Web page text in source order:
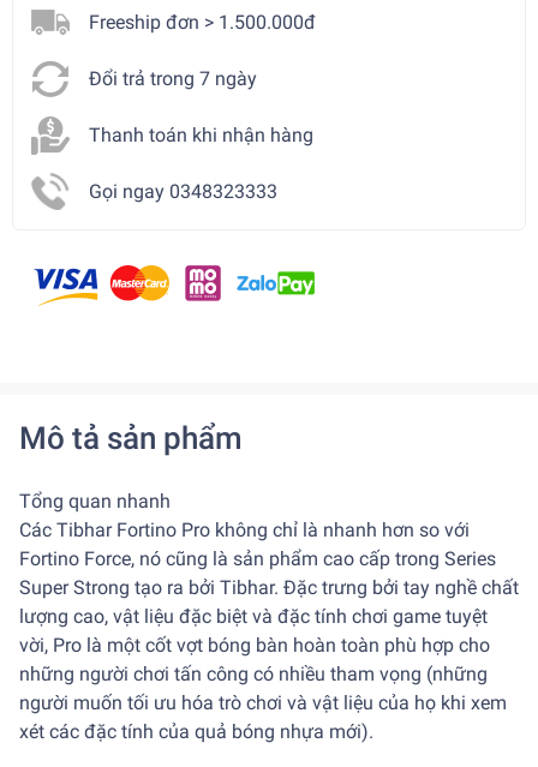
Freeship đơn > 1.500.000đ
Đổi trả trong 7 ngày
Thanh toán khi nhận hàng
Gọi ngay 0348323333
Mô tả sản phẩm
Tổng quan nhanh
Các Tibhar Fortino Pro không chỉ là nhanh hơn so với
Fortino Force, nó cũng là sản phẩm cao cấp trong Series
Super Strong tạo ra bởi Tibhar. Đặc trưng bởi tay nghề chất
lượng cao, vật liệu đặc biệt và đặc tính chơi game tuyệt
vời, Pro là một cốt vợt bóng bàn hoàn toàn phù hợp cho
những người chơi tấn công có nhiều tham vọng (những
người muốn tối ưu hóa trò chơi và vật liệu của họ khi xem
xét các đặc tính của quả bóng nhựa mới).